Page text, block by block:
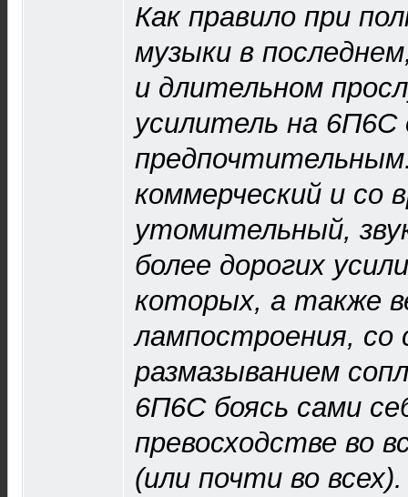
Как правило при
музыки в
и длительном
усилитель на 6П6С
коммерческий и со
утомительный,
более дорогих
которых, а также
лампостроения, со
размазыванием
6П6С боясь сами
превосходстве во
(или почти во всех).